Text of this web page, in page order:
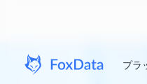
プラ